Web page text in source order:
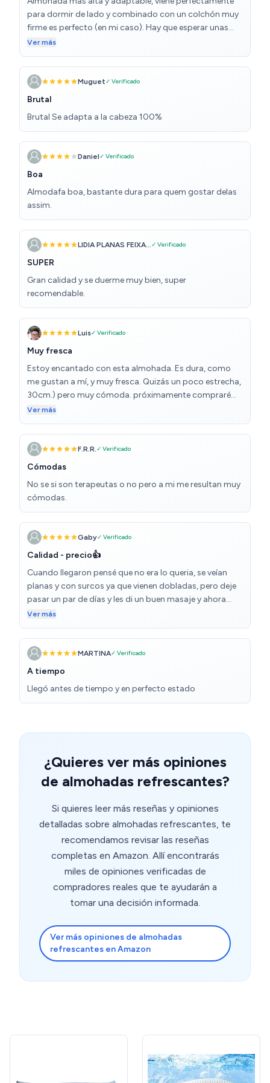
para dormir de lado y combinado con un colchón muy
firme es perfecto (en mi caso). Hay que esperar unas
horas a que del embalaje tome su forma original.
Calidad/precio perfecto.
Ver más
Muguet✓ Verificado
Brutal
Brutal Se adapta a la cabeza 100%
Daniel✓ Verificado
Boa
Almodafa boa, bastante dura para quem gostar delas
assim.
LIDIA PLANAS FEIXA... ✓ Verificado
SUPER
Gran calidad y se duerme muy bien, super
recomendable.
Luis✓ Verificado
Muy fresca
Estoy encantado con esta almohada. Es dura, como
me gustan a mí, y muy fresca. Quizás un poco estrecha,
30cm.) pero muy cómoda. próximamente compraré
otra de 60X40 que creo que se adaptará mejor a mis
gustos. La recomiendo.
Ver más
F.R.R. ✓ Verificado
Cómodas
No se si son terapeutas o no pero a mi me resultan muy
cómodas.
Gaby✓ Verificado
Calidad - precio👍
Cuando llegaron pensé que no era lo queria, se veían
planas y con surcos ya que vienen dobladas, pero deje
pasar un par de días y les di un buen masaje y ahora
están de maravilla, las recomiendo.
Ver más
MARTINA✓ Verificado
A tiempo
Llegó antes de tiempo y en perfecto estado
¿Quieres ver más opiniones
de almohadas refrescantes?
Si quieres leer más reseñas y opiniones
detalladas sobre almohadas refrescantes, te
recomendamos revisar las reseñas
completas en Amazon. Allí encontrarás
miles de opiniones verificadas de
compradores reales que te ayudarán a
tomar una decisión informada.
Ver más opiniones de almohadas
refrescantes en Amazon